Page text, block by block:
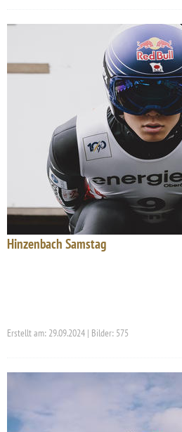
Hinzenbach Samstag
Erstellt am: 29.09.2024 | Bilder: 575